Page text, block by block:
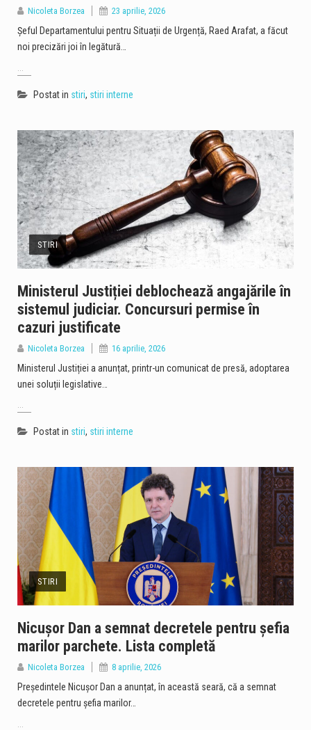
Nicoleta Borzea 23 aprilie, 2026
Șeful Departamentului pentru Situații de Urgență, Raed Arafat, a făcut
noi precizări joi în legătură…
Postat in stiri, stiri interne
STIRI
Ministerul Justiției deblochează angajările în
sistemul judiciar. Concursuri permise în
cazuri justificate
Nicoleta Borzea 16 aprilie, 2026
Ministerul Justiției a anunțat, printr-un comunicat de presă, adoptarea
unei soluții legislative…
...
Postat in stiri, stiri interne
STIRI
Nicușor Dan a semnat decretele pentru șefia
marilor parchete. Lista completă
Nicoleta Borzea 8 aprilie, 2026
Președintele Nicușor Dan a anunțat, în această seară, că a semnat
decretele pentru șefia marilor…